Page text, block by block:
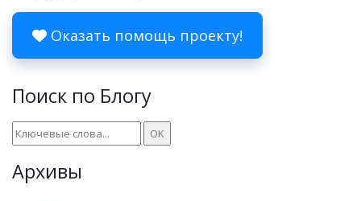
Оказать помощь проекту!
Поиск по Блогу
Архивы